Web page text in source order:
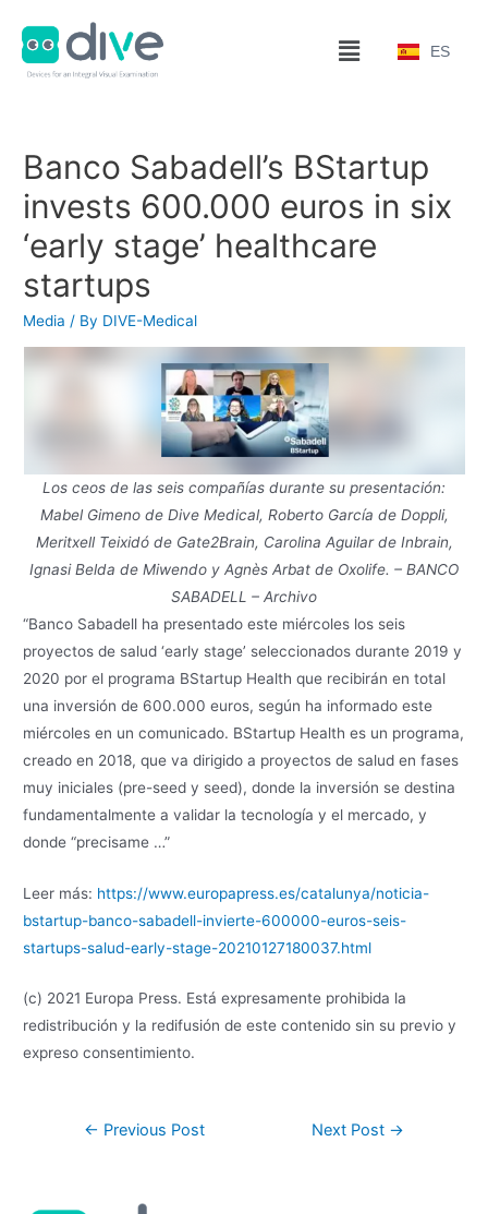
ES
Banco Sabadell’s BStartup
invests 600.000 euros in six
‘early stage’ healthcare
startups
Media / By DIVE-Medical
Los ceos de las seis compañías durante su presentación:
Mabel Gimeno de Dive Medical, Roberto García de Doppli,
Meritxell Teixidó de Gate2Brain, Carolina Aguilar de Inbrain,
Ignasi Belda de Miwendo y Agnès Arbat de Oxolife. – BANCO
SABADELL – Archivo
“Banco Sabadell ha presentado este miércoles los seis
proyectos de salud ‘early stage’ seleccionados durante 2019 y
2020 por el programa BStartup Health que recibirán en total
una inversión de 600.000 euros, según ha informado este
miércoles en un comunicado. BStartup Health es un programa,
creado en 2018, que va dirigido a proyectos de salud en fases
muy iniciales (pre-seed y seed), donde la inversión se destina
fundamentalmente a validar la tecnología y el mercado, y
donde “precisame …”
Leer más: https://www.europapress.es/catalunya/noticia-
bstartup-banco-sabadell-invierte-600000-euros-seis-
startups-salud-early-stage-20210127180037.html
(c) 2021 Europa Press. Está expresamente prohibida la
redistribución y la redifusión de este contenido sin su previo y
expreso consentimiento.
← Previous Post Next Post →